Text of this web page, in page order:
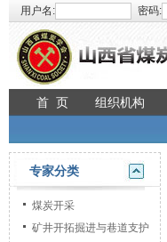
用户名: 密码:
组织机构
首 页
专家分类
煤炭开采
矿井开拓掘进与巷道支护